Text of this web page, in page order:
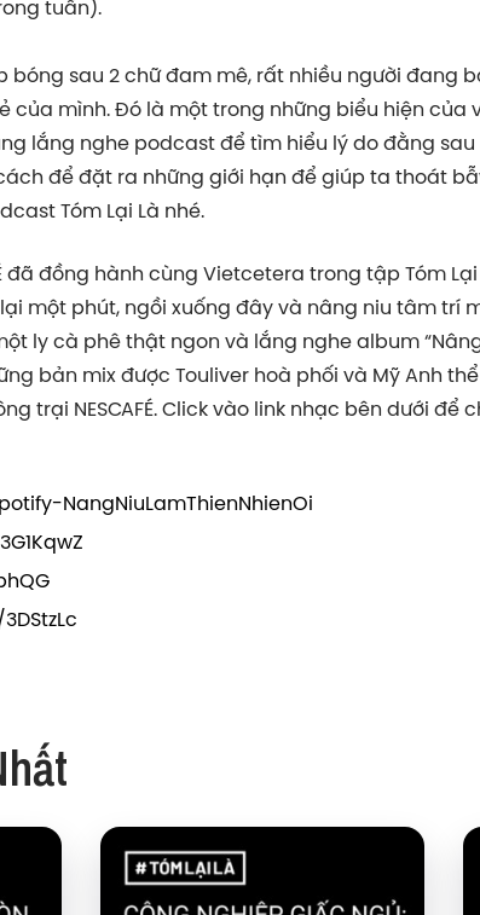
tuần).
bóng sau 2 chữ đam mê, rất nhiều người đang
của mình. Đó là một trong những biểu hiện của
lắng nghe podcast để tìm hiểu lý do đằng sau
để đặt ra những giới hạn để giúp ta thoát
Tóm Lại Là nhé.
đã đồng hành cùng Vietcetera trong tập Tóm Lại
một phút, ngồi xuống đây và nâng niu tâm trí
ly cà phê thật ngon và lắng nghe album
bản mix được Touliver hoà phối và Mỹ Anh
trại NESCAFÉ. Click vào link nhạc bên dưới để
NangNiuLamThienNhienOi